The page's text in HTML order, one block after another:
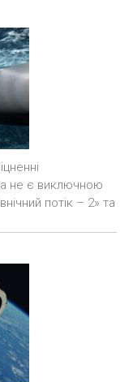
не є виключною
потік – 2» та